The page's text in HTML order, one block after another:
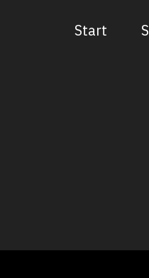
Start